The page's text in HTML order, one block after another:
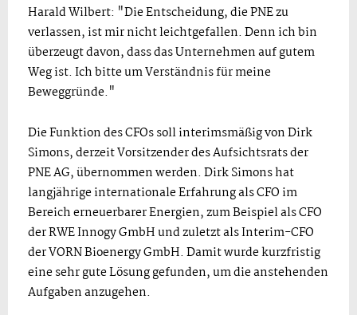
Harald Wilbert: "Die Entscheidung, die PNE zu
verlassen, ist mir nicht leichtgefallen. Denn ich bin
überzeugt davon, dass das Unternehmen auf gutem
Weg ist. Ich bitte um Verständnis für meine
Beweggründe."
Die Funktion des CFOs soll interimsmäßig von Dirk
Simons, derzeit Vorsitzender des Aufsichtsrats der
PNE AG, übernommen werden. Dirk Simons hat
langjährige internationale Erfahrung als CFO im
Bereich erneuerbarer Energien, zum Beispiel als CFO
der RWE Innogy GmbH und zuletzt als Interim-CFO
der VORN Bioenergy GmbH. Damit wurde kurzfristig
eine sehr gute Lösung gefunden, um die anstehenden
Aufgaben anzugehen.